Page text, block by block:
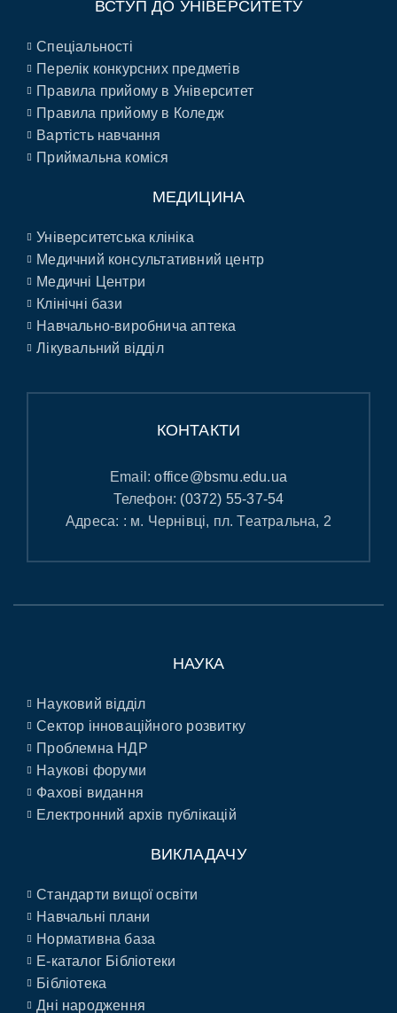
ВСТУП ДО УНІВЕРСИТЕТУ
Спеціальності
Перелік конкурсних предметів
Правила прийому в Університет
Правила прийому в Коледж
Вартість навчання
Приймальна коміся
МЕДИЦИНА
Університетська клініка
Медичний консультативний центр
Медичні Центри
Клінічні бази
Навчально-виробнича аптека
Лікувальний відділ
КОНТАКТИ
Email:office@bsmu.edu.ua
Телефон: (0372) 55-37-54
Адреса: : м. Чернівці, пл. Театральна, 2
НАУКА
Науковий відділ
Сектор інноваційного розвитку
Проблемна НДР
Наукові форуми
Фахові видання
Електронний архів публікацій
ВИКЛАДАЧУ
Стандарти вищої освіти
Навчальні плани
Нормативна база
E-каталог Бібліотеки
Бібліотека
Дні народження